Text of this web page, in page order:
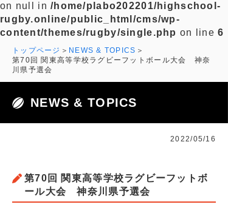
on null in/home/plabo202201/highschool-
rugby.online/public_html/cms/wp-
content/themes/rugby/single.php on line6
トップページ
NEWS & TOPICS
第70回 関東高等学校ラグビーフットボール大会 神奈
川県予選会
NEWS & TOPICS
2022/05/16
第70回 関東高等学校ラグビーフットボ
ール大会 神奈川県予選会